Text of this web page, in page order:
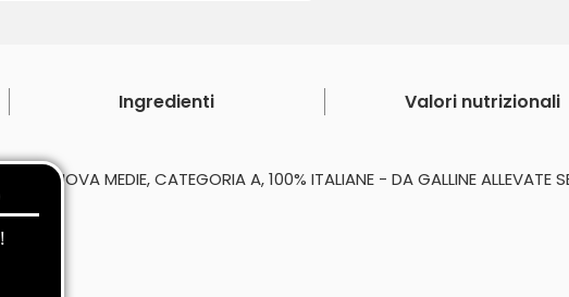
Ingredienti Valori nutrizionali
UOVA MEDIE, CATEGORIA A, 100% ITALIANE - DA GALLINE ALLEVATE